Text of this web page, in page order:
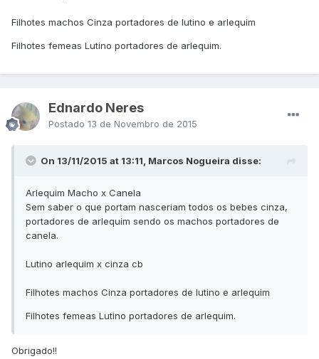
Filhotes machos Cinza portadores de lutino e arlequim
Filhotes femeas Lutino portadores de arlequim.
Ednardo Neres
Postado 13 de Novembro de 2015
On 13/11/2015 at 13:11, Marcos Nogueira disse:
Arlequim Macho x Canela
Sem saber o que portam nasceriam todos os bebes cinza,
portadores de arlequim sendo os machos portadores de
canela.
Lutino arlequim x cinza cb
Filhotes machos Cinza portadores de lutino e arlequim
Filhotes femeas Lutino portadores de arlequim.
Obrigado!!